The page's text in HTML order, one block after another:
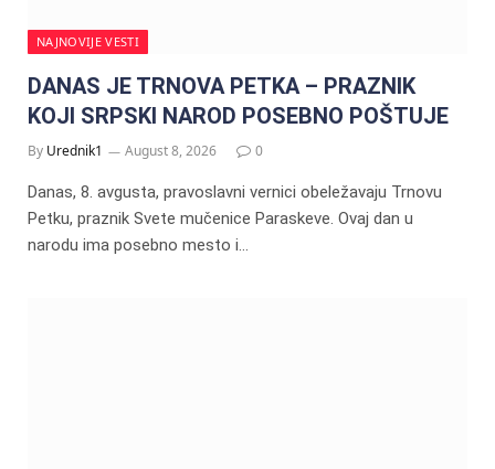
NAJNOVIJE VESTI
DANAS JE TRNOVA PETKA – PRAZNIK
KOJI SRPSKI NAROD POSEBNO POŠTUJE
By Urednik1 August 8, 2026 0
Danas, 8. avgusta, pravoslavni vernici obeležavaju Trnovu
Petku, praznik Svete mučenice Paraskeve. Ovaj dan u
narodu ima posebno mesto i…